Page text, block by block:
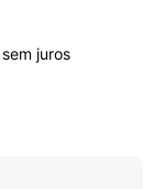
sem juros